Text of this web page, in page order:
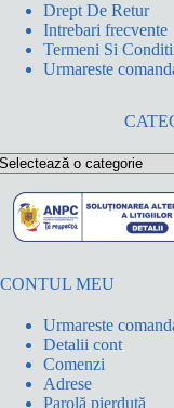
Drept De Retur
Intrebari frecvente
Termeni Si
Urmareste
CONTUL MEU
Urmareste
Detalii cont
Comenzi
Adrese
Parolă pierdută